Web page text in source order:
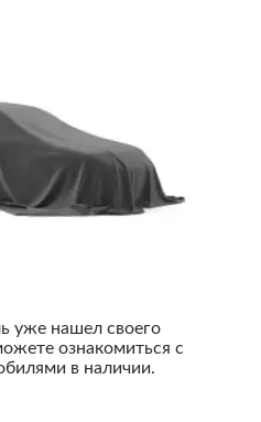
уже нашел своего
ознакомиться с
в наличии.